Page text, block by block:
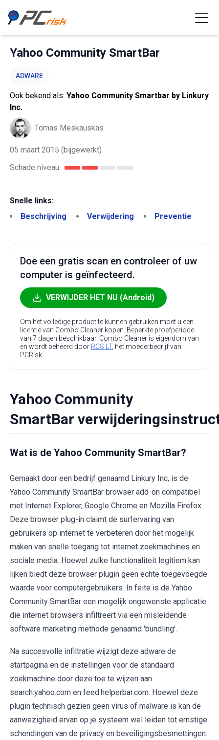
Yahoo Community SmartBar
ADWARE
Ook bekend als: Yahoo Community Smartbar by Linkury
Inc.
Tomas Meskauskas
05 maart 2015 (bijgewerkt)
Schade niveau:
Snelle links:
Beschrijving
Verwijdering Preventie
Doe een gratis scan en controleer of uw
computer is geïnfecteerd.
VERWIJDER HET NU (Android)
Om het volledige product te kunnen gebruiken moet u een
licentie van Combo Cleaner kopen. Beperkte proefperiode
van 7 dagen beschikbaar. Combo Cleaner is eigendom van
en wordt beheerd door RCS LT, het moederbedrijf van
PCRisk.
Yahoo Community
SmartBar
Wat is de Yahoo Community SmartBar?
Gemaakt door een bedrijf genaamd Linkury Inc, is de
Yahoo Community SmartBar browser add-on compatibel
met Internet Explorer, Google Chrome en Mozilla Firefox.
Deze browser plug-in claimt de surfervaring van
gebruikers op internet te verbeteren door het mogelijk
maken van snelle toegang tot internet zoekmachines en
sociale media. Hoewel zulke functionaliteit legitiem kan
lijken biedt deze browser plugin geen echte toegevoegde
waarde voor computergebruikers. In feite is de Yahoo
Community SmartBar een mogelijk ongewenste applicatie
die internet browsers infiltreert via een misleidende
software marketing methode genaamd 'bundling'.
Na succesvolle infiltratie wijzigt deze adware de
startpagina en de instellingen voor de standaard
zoekmachine door deze toe te wijzen aan
search.yahoo.com en feed.helperbar.com. Hoewel deze
plugin technisch gezien geen virus of malware is kan de
aanwezigheid ervan op je systeem wel leiden tot ernstige
schendingen van de privacy en beveiligingsbesmettingen.